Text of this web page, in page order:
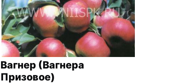
Вагнер (Вагнера
Призовое)